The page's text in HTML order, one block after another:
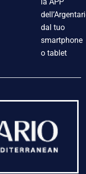
dal tuo
smartphone
o tablet